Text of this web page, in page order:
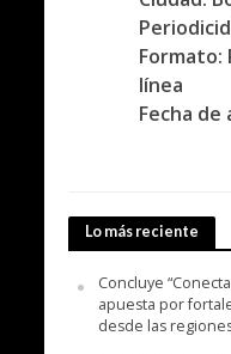
Formato:
línea
Fecha de
Lo más reciente
Concluye
apuesta por
desde las